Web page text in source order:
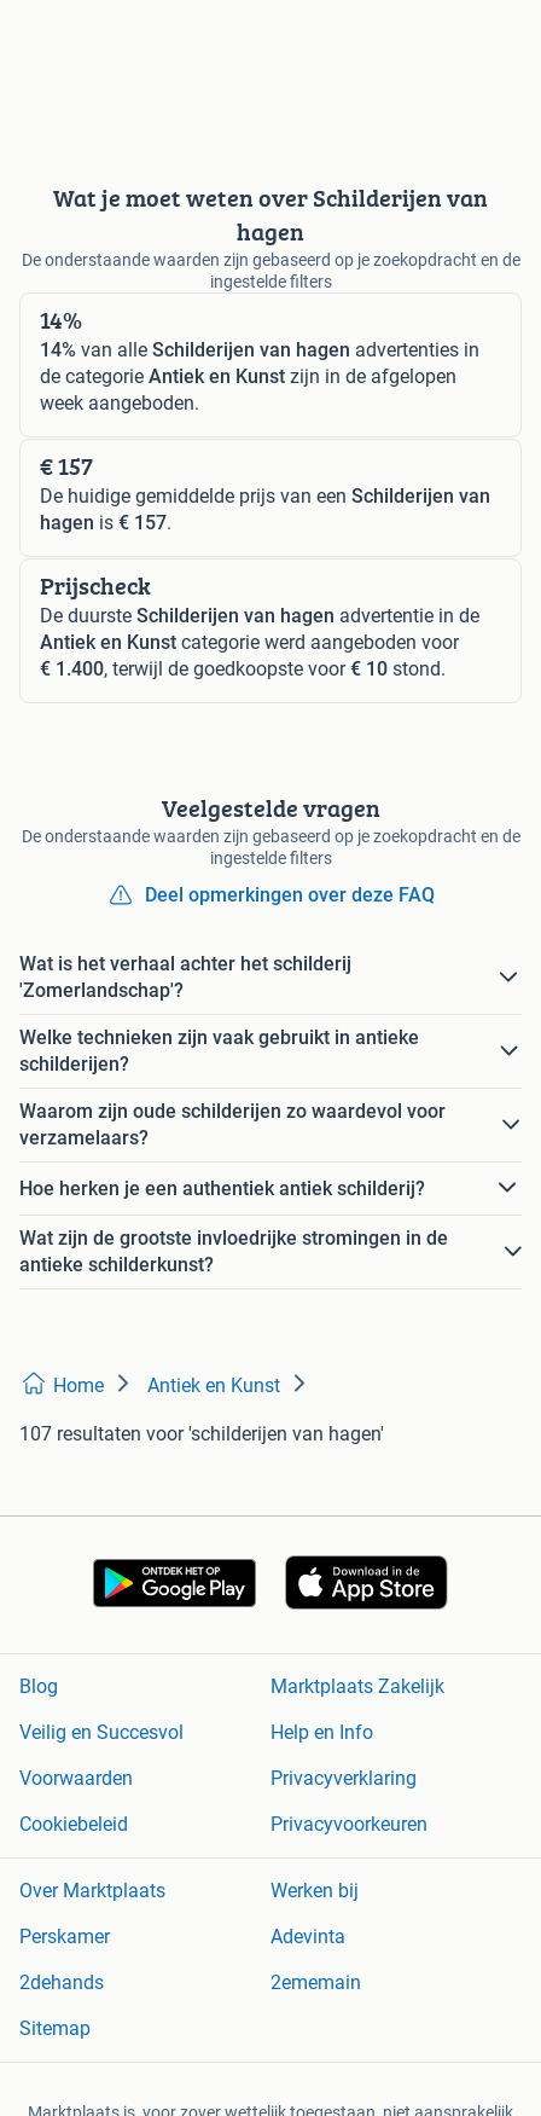
Wat je moet weten over Schilderijen van
hagen
De onderstaande waarden zijn gebaseerd op je zoekopdracht en de
ingestelde filters
14%
14% van alle Schilderijen van hagen advertenties in
de categorie Antiek en Kunst zijn in de afgelopen
week aangeboden.
€ 157
De huidige gemiddelde prijs van een Schilderijen van
hagen is € 157.
Prijscheck
De duurste Schilderijen van hagen advertentie in de
Antiek en Kunst categorie werd aangeboden voor
€ 1.400, terwijl de goedkoopste voor€ 10 stond.
Veelgestelde vragen
De onderstaande waarden zijn gebaseerd op je zoekopdracht en de
ingestelde filters
Deel opmerkingen over deze FAQ
Wat is het verhaal achter het schilderij
'Zomerlandschap'?
Welke technieken zijn vaak gebruikt in antieke
schilderijen?
Waarom zijn oude schilderijen zo waardevol voor
verzamelaars?
Hoe herken je een authentiek antiek schilderij?
Wat zijn de grootste invloedrijke stromingen in de
antieke schilderkunst?
Home Antiek en Kunst
107 resultaten voor 'schilderijen van hagen'
Blog
Marktplaats Zakelijk
Veilig en Succesvol
Help en Info
Voorwaarden
Privacyverklaring
Cookiebeleid
Privacyvoorkeuren
Over Marktplaats
Werken bij
Perskamer
Adevinta
2dehands
2ememain
Sitemap